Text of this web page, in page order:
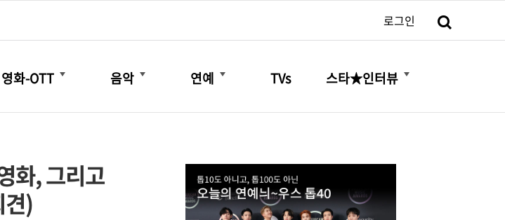
로그인
영화-OTT
더보기
음악
더보기
연예
더보기
TVs 스타★인터뷰
더보기
화, 그리고
)